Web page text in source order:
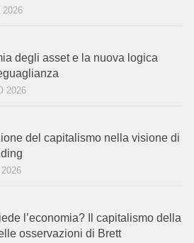
2026
degli asset e la nuova logica
2026
del capitalismo nella visione di
l’economia? Il capitalismo della
osservazioni di Brett